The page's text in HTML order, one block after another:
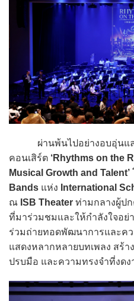
ผ่านพ้นไปอย่างอบอุ่นและ
คอนเสิร์ต ‘Rhythms on the
Musical Growth and Talent’
Bands แห่ง International
ณ ISB Theater ท่ามกลางผู้ป
ที่มาร่วมชมและให้กำลังใจอย่
ร่วมถ่ายทอดพัฒนาการและค
แสดงหลากหลายบทเพลง สร้า
ปรบมือ และความทรงจำที่งด